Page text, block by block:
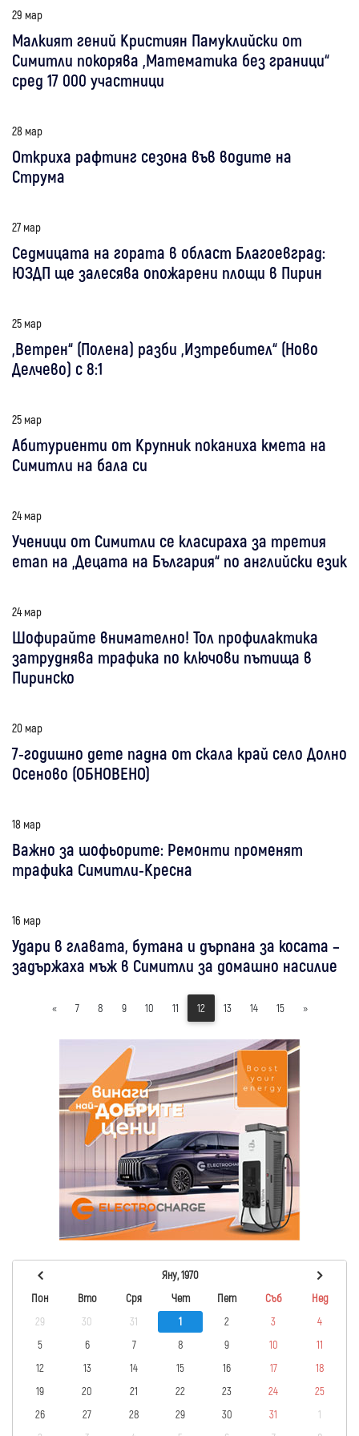
29 мар
Малкият гений Кристиян Памуклийски от
Симитли покорява „Математика без граници“
сред 17 000 участници
28 мар
Откриха рафтинг сезона във водите на
Струма
27 мар
Седмицата на гората в област Благоевград:
ЮЗДП ще залесява опожарени площи в Пирин
25 мар
„Ветрен“ (Полена) разби „Изтребител“ (Ново
Делчево) с 8:1
25 мар
Абитуриенти от Крупник поканиха кмета на
Симитли на бала си
24 мар
Ученици от Симитли се класираха за третия
етап на „Децата на България“ по английски език
24 мар
Шофирайте внимателно! Тол профилактика
затруднява трафика по ключови пътища в
Пиринско
20 мар
7-годишно дете падна от скала край село Долно
Осеново (ОБНОВЕНО)
18 мар
Важно за шофьорите: Ремонти променят
трафика Симитли-Кресна
16 мар
Удари в главата, бутана и дърпана за косата –
задържаха мъж в Симитли за домашно насилие
« 7 8 9 10 11 12 13 14 15 »
Яну, 1970
Пон
Вто Сря Чет Пет Съб
Нед
29
30 31 1 2 3
4
5
6 7 8 9 10
11
12
13 14 15 16 17
18
19
20 21 22 23 24
25
26
27 28 29 30 31
1